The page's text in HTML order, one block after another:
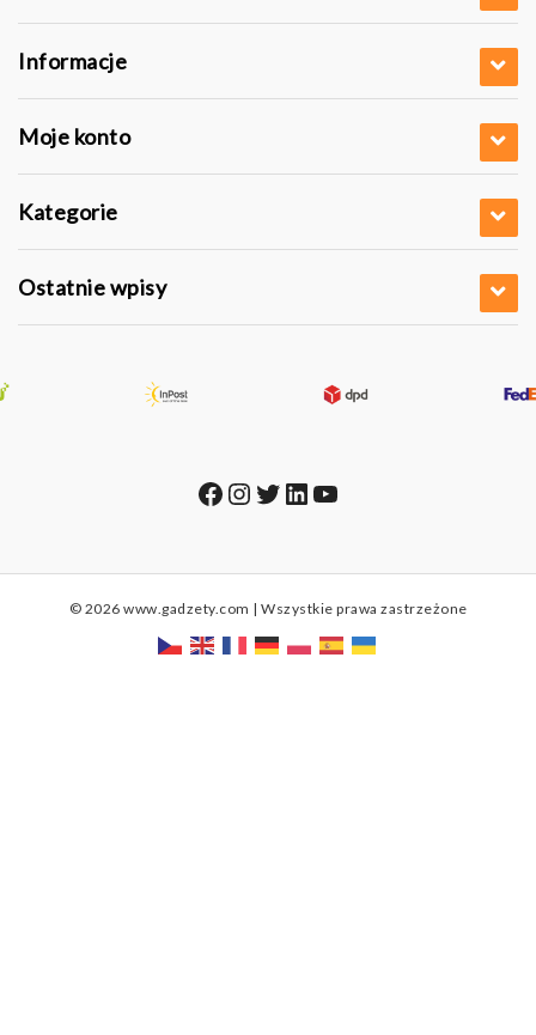
Informacje
Moje konto
Kategorie
Ostatnie wpisy
Facebook
Instagram
Twitter
LinkedIn
YouTube
© 2026 www.gadzety.com | Wszystkie prawa zastrzeżone